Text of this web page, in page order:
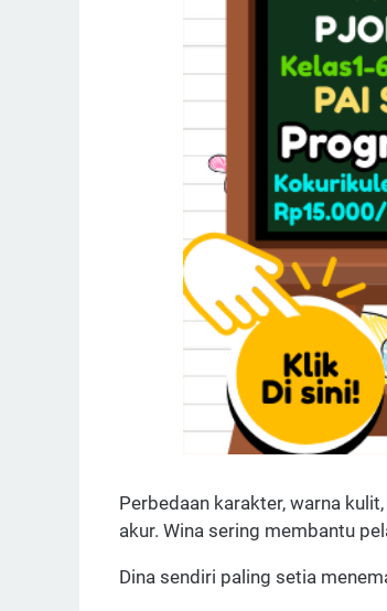
Perbedaan karakter, warna
akur. Wina sering membantu
Dina sendiri paling setia